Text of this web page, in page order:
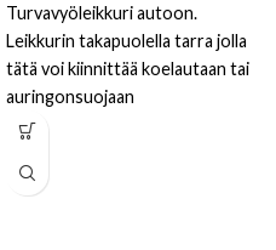
Turvavyöleikkuri autoon.
Leikkurin takapuolella tarra jolla
tätä voi kiinnittää koelautaan tai
auringonsuojaan